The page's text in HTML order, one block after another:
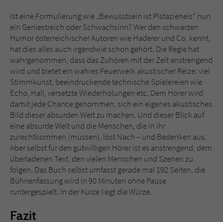
Ist eine Formulierung wie „Bewusstsein ist Pistazieneis“ nun
ein Geniestreich oder Schwachsinn? Wer den schwarzen
Humor österreichischer Autoren wie Haderer und Co. kennt,
hat dies alles auch irgendwie schon gehört. Die Regie hat
wahrgenommen, dass das Zuhören mit der Zeit anstrengend
wird und bietet ein wahres Feuerwerk akustischer Reize: viel
Stimmkunst, beeindruckende technische Spielereien wie
Echo, Hall, versetzte Wiederholungen etc. Dem Hörer wird
damit jede Chance genommen, sich ein eigenes akustisches
Bild dieser absurden Welt zu machen. Und dieser Blick auf
eine absurde Welt und die Menschen, die in ihr
zurechtkommen (müssen), löst Nach – und Bedenken aus.
Aber selbst für den gutwilligen Hörer ist es anstrengend, dem
überladenen Text, den vielen Menschen und Szenen zu
folgen. Das Buch selbst umfasst gerade mal 192 Seiten, die
Bühnenfassung wird in 90 Minuten ohne Pause
runtergespielt. In der Kürze liegt die Würze.
Fazit